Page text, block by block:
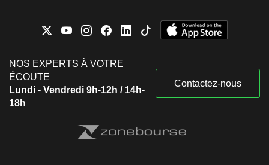
NOS EXPERTS À VOTRE
ÉCOUTE
Lundi - Vendredi 9h-12h / 14h-
18h
Contactez-nous